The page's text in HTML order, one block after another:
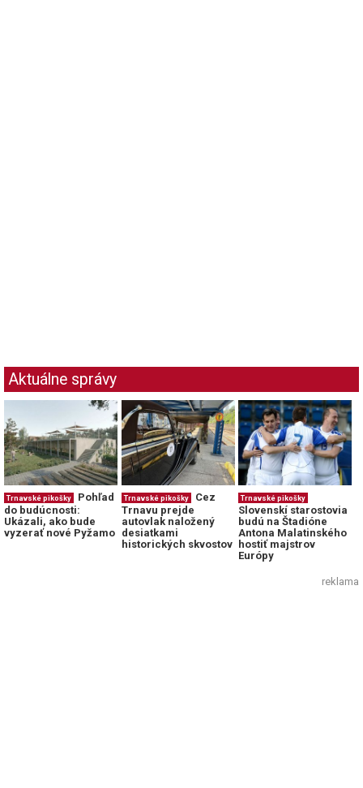
Aktuálne správy
Trnavské pikošky
Pohľad
do budúcnosti:
Ukázali, ako bude
vyzerať nové Pyžamo
Trnavské pikošky
Cez
Trnavu prejde
autovlak naložený
desiatkami
historických skvostov
Trnavské pikošky
Slovenskí starostovia
budú na Štadióne
Antona Malatinského
hostiť majstrov
Európy
reklama